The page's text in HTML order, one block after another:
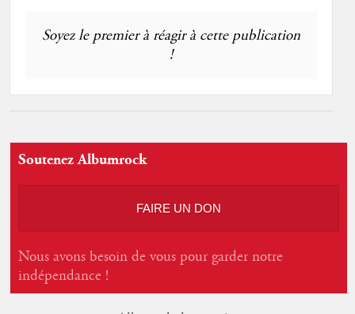
Soyez le premier à réagir à cette publication
!
Soutenez Albumrock
FAIRE UN DON
Nous avons besoin de vous pour garder notre
indépendance !